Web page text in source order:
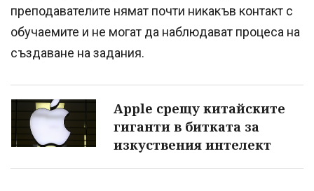
преподавателите нямат почти никакъв контакт с
обучаемите и не могат да наблюдават процеса на
създаване на задания.
Apple срещу китайските
гиганти в битката за
изкуствения интелект